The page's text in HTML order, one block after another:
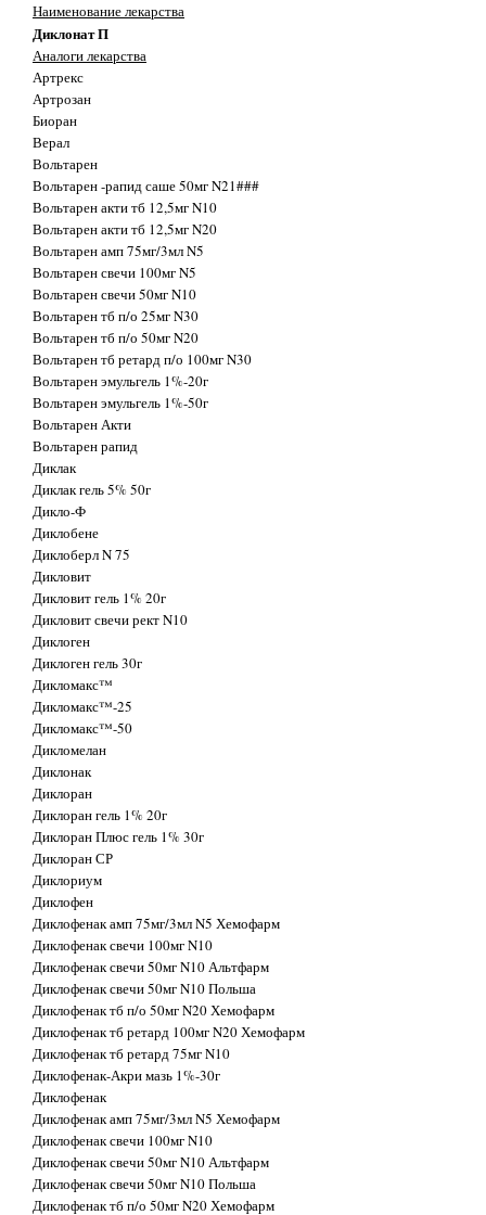
Наименование лекарства
Диклонат П
Аналоги лекарства
Артрекс
Артрозан
Биоран
Верал
Вольтарен
Вольтарен -рапид саше 50мг N21###
Вольтарен акти тб 12,5мг N10
Вольтарен акти тб 12,5мг N20
Вольтарен амп 75мг/3мл N5
Вольтарен свечи 100мг N5
Вольтарен свечи 50мг N10
Вольтарен тб п/о 25мг N30
Вольтарен тб п/о 50мг N20
Вольтарен тб ретард п/о 100мг N30
Вольтарен эмульгель 1%-20г
Вольтарен эмульгель 1%-50г
Вольтарен Акти
Вольтарен рапид
Диклак
Диклак гель 5% 50г
Дикло-Ф
Диклобене
Диклоберл N 75
Дикловит
Дикловит гель 1% 20г
Дикловит свечи рект N10
Диклоген
Диклоген гель 30г
Дикломакс™
Дикломакс™-25
Дикломакс™-50
Дикломелан
Диклонак
Диклоран
Диклоран гель 1% 20г
Диклоран Плюс гель 1% 30г
Диклоран СР
Диклориум
Диклофен
Диклофенак амп 75мг/3мл N5 Хемофарм
Диклофенак свечи 100мг N10
Диклофенак свечи 50мг N10 Альтфарм
Диклофенак свечи 50мг N10 Польша
Диклофенак тб п/о 50мг N20 Хемофарм
Диклофенак тб ретард 100мг N20 Хемофарм
Диклофенак тб ретард 75мг N10
Диклофенак-Акри мазь 1%-30г
Диклофенак
Диклофенак амп 75мг/3мл N5 Хемофарм
Диклофенак свечи 100мг N10
Диклофенак свечи 50мг N10 Альтфарм
Диклофенак свечи 50мг N10 Польша
Диклофенак тб п/о 50мг N20 Хемофарм